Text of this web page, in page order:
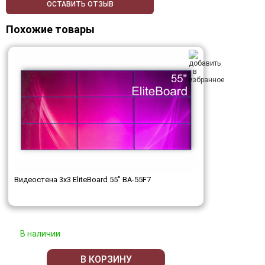
ОСТАВИТЬ ОТЗЫВ
Похожие товары
Видеостена 3x3 EliteBoard 55" BA-55F7
В наличии
В КОРЗИНУ